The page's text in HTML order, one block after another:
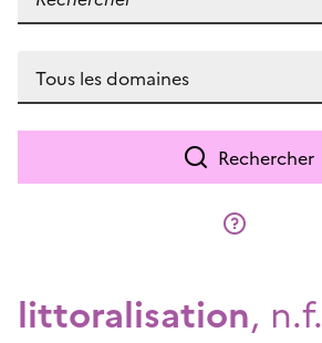
Rechercher
littoralisation, n.f.